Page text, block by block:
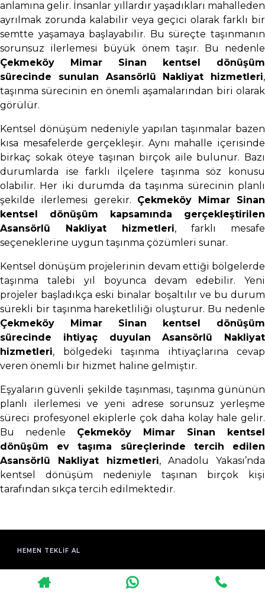
anlamına gelir. İnsanlar yıllardır yaşadıkları mahalleden
ayrılmak zorunda kalabilir veya geçici olarak farklı bir
semtte yaşamaya başlayabilir. Bu süreçte taşınmanın
sorunsuz ilerlemesi büyük önem taşır. Bu nedenle
Çekmeköy Mimar Sinan kentsel dönüşüm
sürecinde sunulan Asansörlü Nakliyat hizmetleri,
taşınma sürecinin en önemli aşamalarından biri olarak
görülür.
Kentsel dönüşüm nedeniyle yapılan taşınmalar bazen
kısa mesafelerde gerçekleşir. Aynı mahalle içerisinde
birkaç sokak öteye taşınan birçok aile bulunur. Bazı
durumlarda ise farklı ilçelere taşınma söz konusu
olabilir. Her iki durumda da taşınma sürecinin planlı
şekilde ilerlemesi gerekir. Çekmeköy Mimar Sinan
kentsel dönüşüm kapsamında gerçekleştirilen
Asansörlü Nakliyat hizmetleri, farklı mesafe
seçeneklerine uygun taşınma çözümleri sunar.
Kentsel dönüşüm projelerinin devam ettiği bölgelerde
taşınma talebi yıl boyunca devam edebilir. Yeni
projeler başladıkça eski binalar boşaltılır ve bu durum
sürekli bir taşınma hareketliliği oluşturur. Bu nedenle
Çekmeköy Mimar Sinan kentsel dönüşüm
sürecinde ihtiyaç duyulan Asansörlü Nakliyat
hizmetleri, bölgedeki taşınma ihtiyaçlarına cevap
veren önemli bir hizmet haline gelmiştir.
Eşyaların güvenli şekilde taşınması, taşınma gününün
planlı ilerlemesi ve yeni adrese sorunsuz yerleşme
süreci profesyonel ekiplerle çok daha kolay hale gelir.
Bu nedenle Çekmeköy Mimar Sinan kentsel
dönüşüm ev taşıma süreçlerinde tercih edilen
Asansörlü Nakliyat hizmetleri, Anadolu Yakası’nda
kentsel dönüşüm nedeniyle taşınan birçok kişi
tarafından sıkça tercih edilmektedir.
HEMEN TEKLIF AL